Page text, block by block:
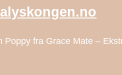
fra Grace Mate –